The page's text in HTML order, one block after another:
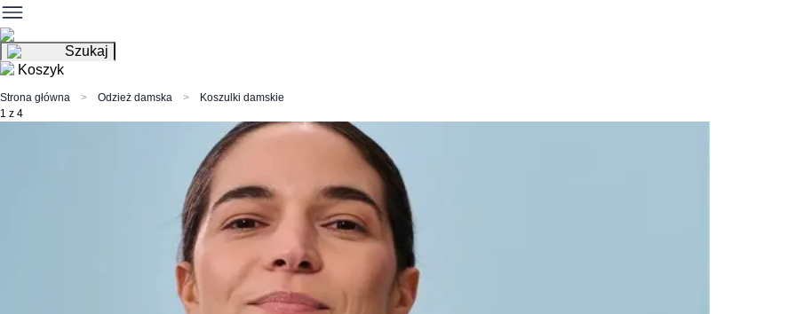
Szukaj
Koszyk
Strona główna Odzież damska
Koszulki damskie
1 z 4